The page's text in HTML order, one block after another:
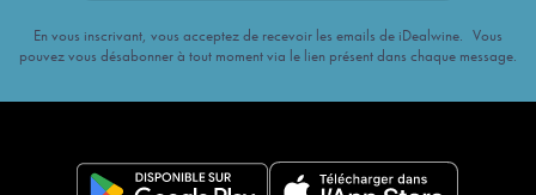
En vous inscrivant, vous acceptez de recevoir les emails de iDealwine. Vous
pouvez vous désabonner à tout moment via le lien présent dans chaque message.